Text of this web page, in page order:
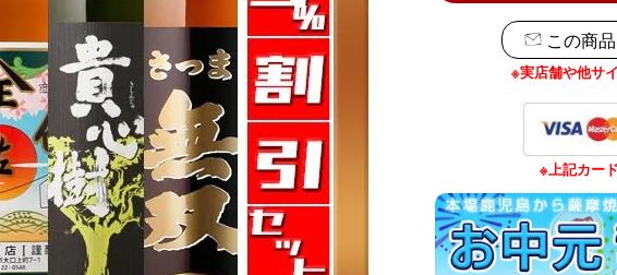
この商
※実店舗や他サ
※上記カー